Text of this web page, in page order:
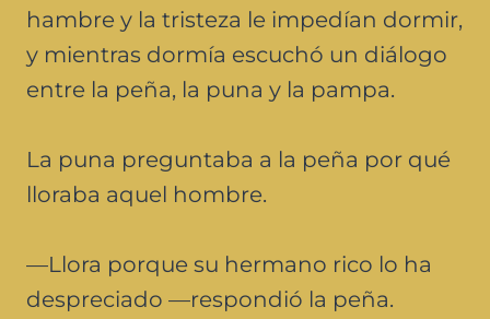
hambre y la tristeza le impedían dormir,
y mientras dormía escuchó un diálogo
entre la peña, la puna y la pampa.
La puna preguntaba a la peña por qué
lloraba aquel hombre.
—Llora porque su hermano rico lo ha
despreciado —respondió la peña.